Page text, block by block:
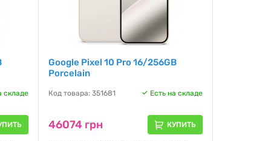
складе
Google Pixel 10 Pro 16/256GB
Porcelain
Код товара: 351681 Есть на складе
46074 грн КУПИТЬ